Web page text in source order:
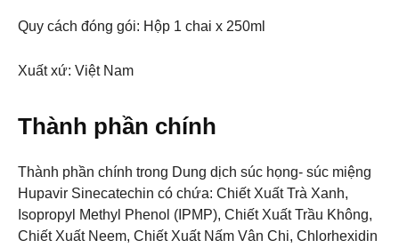
Quy cách đóng gói: Hộp 1 chai x 250ml
Xuất xứ: Việt Nam
Thành phần chính
Thành phần chính trong Dung dịch súc họng- súc miệng
Hupavir Sinecatechin có chứa: Chiết Xuất Trà Xanh,
Isopropyl Methyl Phenol (IPMP), Chiết Xuất Trầu Không,
Chiết Xuất Neem, Chiết Xuất Nấm Vân Chi, Chlorhexidin